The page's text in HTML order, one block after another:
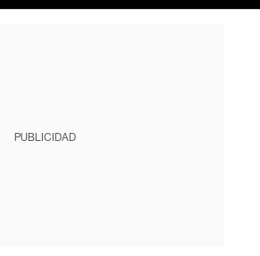
PUBLICIDAD